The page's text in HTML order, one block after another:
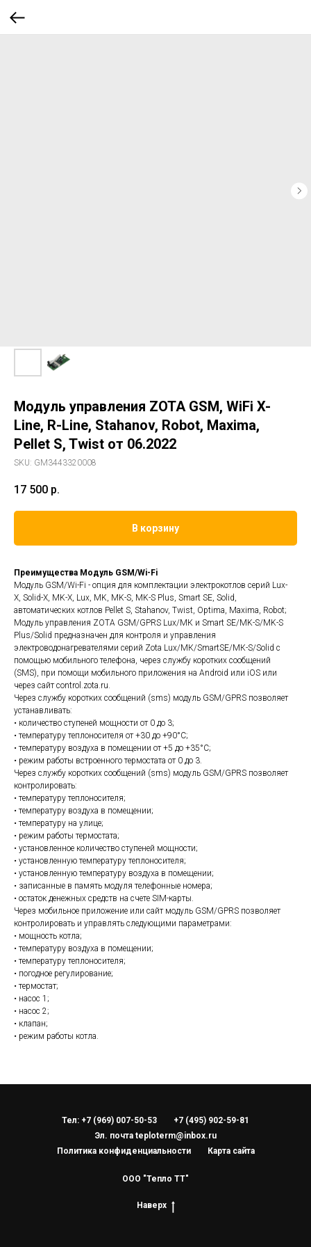
Модуль управления ZOTA GSM, WiFi X-
Line, R-Line, Stahanov, Robot, Maxima,
Pellet S, Twist от 06.2022
SKU: GM3443320008
17 500 р.
В корзину
Преимущества Модуль GSM/Wi-Fi
Mодуль GSM/Wi-Fi - опция для комплектации электрокотлов серий Lux-
X, Solid-X, MK-X, Lux, MK, MK-S, MK-S Plus, Smart SE, Solid,
автоматических котлов Pellet S, Stahanov, Twist, Optima, Maxima, Robot;
Модуль управления ZOTA GSM/GPRS Lux/МК и Smart SE/MK-S/MK-S
Plus/Solid предназначен для контроля и управления
электроводонагревателями серий Zota Lux/МК/SmartSE/МК-S/Solid с
помощью мобильного телефона, через службу коротких сообщений
(SMS), при помощи мобильного приложения на Android или iOS или
через сайт control.zota.ru.
Через службу коротких сообщений (sms) модуль GSM/GPRS позволяет
устанавливать:
• количество ступеней мощности от 0 до 3;
• температуру теплоносителя от +30 до +90°С;
• температуру воздуха в помещении от +5 до +35°С;
• режим работы встроенного термостата от 0 до 3.
Через службу коротких сообщений (sms) модуль GSM/GPRS позволяет
контролировать:
• температуру теплоносителя;
• температуру воздуха в помещении;
• температуру на улице;
• режим работы термостата;
• установленное количество ступеней мощности;
• установленную температуру теплоносителя;
• установленную температуру воздуха в помещении;
• записанные в память модуля телефонные номера;
• остаток денежных средств на счете SIM-карты.
Через мобильное приложение или сайт модуль GSM/GPRS позволяет
контролировать и управлять следующими параметрами:
• мощность котла;
• температуру воздуха в помещении;
• температуру теплоносителя;
• погодное регулирование;
• термостат;
• насос 1;
• насос 2;
• клапан;
• режим работы котла.
Тел: +7 (969) 007-50-53
+7 (495) 902-59-81
Эл. почта teploterm@inbox.ru
Политика конфиденциальности
Карта сайта
ООО "Тепло ТТ"
Наверх